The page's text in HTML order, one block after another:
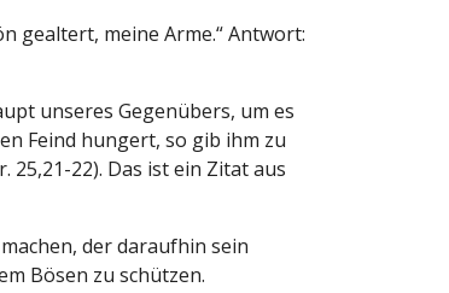
gealtert, meine Arme.“ Antwort:
unseres Gegenübers, um es
Feind hungert, so gib ihm zu
22). Das ist ein Zitat aus
der daraufhin sein
Bösen zu schützen.